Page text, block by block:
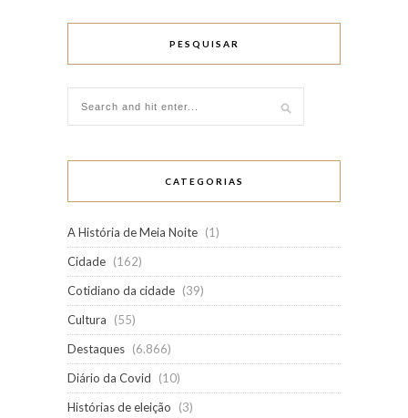
PESQUISAR
CATEGORIAS
A História de Meia Noite (1)
Cidade (162)
Cotidiano da cidade (39)
Cultura
(55)
Destaques (6.866)
Diário da Covid
(10)
Histórias de eleição
(3)